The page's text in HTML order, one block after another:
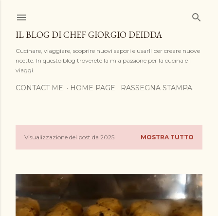
IL BLOG DI CHEF GIORGIO DEIDDA
Cucinare, viaggiare, scoprire nuovi sapori e usarli per creare nuove
ricette. In questo blog troverete la mia passione per la cucina e i
viaggi.
CONTACT ME. HOME PAGE RASSEGNA STAMPA.
P
t
Visualizzazione dei post da 2025 MOSTRA TUTTO